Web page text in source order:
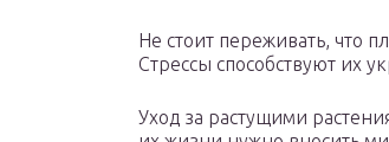
Не стоит переживать, что
Стрессы способствуют их
Уход за растущими